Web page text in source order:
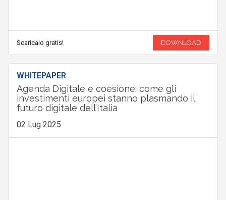
Scaricalo gratis! DOWNLOAD
WHITEPAPER
Agenda Digitale e coesione: come gli
investimenti europei stanno plasmando il
futuro digitale dell’Italia
02 Lug 2025